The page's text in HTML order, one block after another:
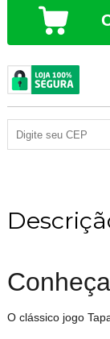
O clássico jogo